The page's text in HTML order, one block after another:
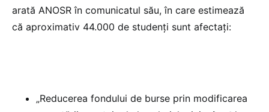
arată ANOSR în comunicatul său, în care estimează
că aproximativ 44.000 de studenți sunt afectați:
„Reducerea fondului de burse prin modificarea